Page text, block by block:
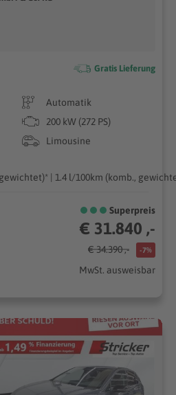
Gratis Lieferung
Automatik
200 kW (272 PS)
Limousine
| 1.4 l/100km (komb.,
Superpreis
€ 31.840 ,-
€ 34.390 ,- -7%
MwSt. ausweisbar